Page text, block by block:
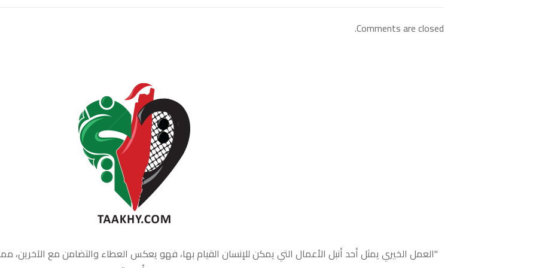
Comments are closed.
"العمل الخيري يمثل أحد أنبل الأعمال التي يمكن للإنسان القيام بها، فهو يعكس العطاء والتضامن مع الآخرين، مما